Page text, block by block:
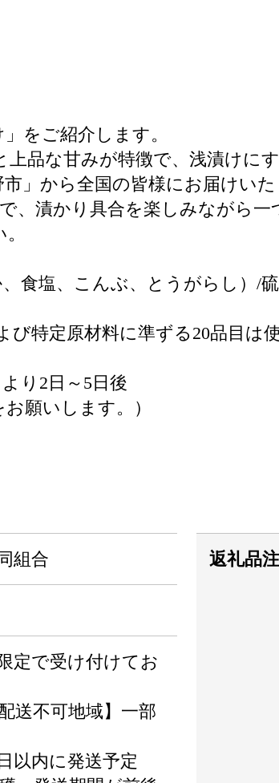
をご紹介します。
品な甘みが特徴で、浅漬けに
」から全国の皆様にお届けいた
、漬かり具合を楽しみながら一
食塩、こんぶ、とうがらし）/
特定原材料に準ずる20品目は
り2日～5日後
願いします。）
組合
定で受け付けてお
送不可地域】一部
以内に発送予定
返礼品